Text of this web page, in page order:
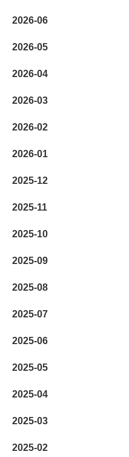
2026-06
2026-05
2026-04
2026-03
2026-02
2026-01
2025-12
2025-11
2025-10
2025-09
2025-08
2025-07
2025-06
2025-05
2025-04
2025-03
2025-02